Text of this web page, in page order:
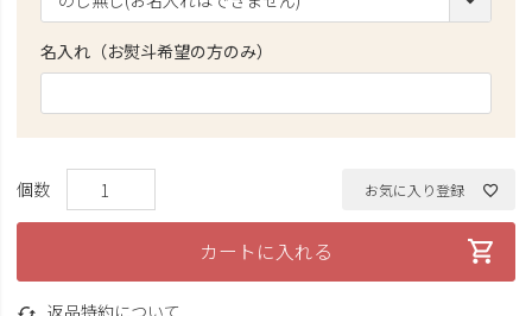
須)
名入れ（お熨斗希望の方のみ）
お気に入り登録
カートに入れる
返品特約について